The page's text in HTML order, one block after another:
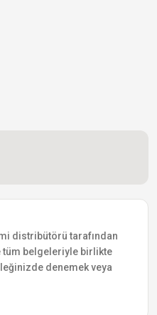
distribütörü tarafından
tüm belgeleriyle birlikte
denemek veya